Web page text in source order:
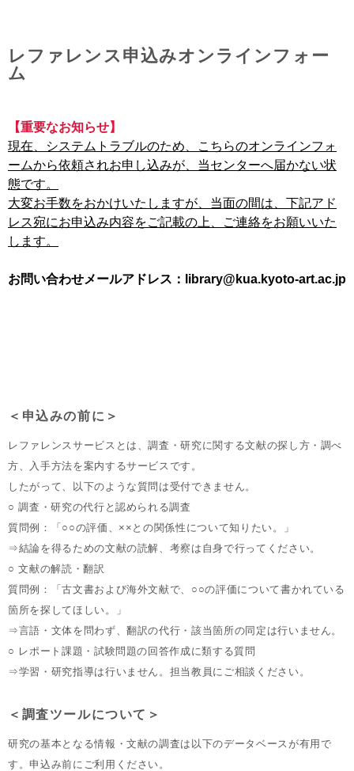
レファレンス申込みオンラインフォー
ム
【重要なお知らせ】
現在、システムトラブルのため、こちらのオンラインフォ
ームから依頼されお申し込みが、当センターへ届かない状
態です。
大変お手数をおかけいたしますが、当面の間は、下記アド
レス宛にお申込み内容をご記載の上、ご連絡をお願いいた
します。
お問い合わせメールアドレス：library@kua.kyoto-art.ac.jp
＜申込みの前に＞
レファレンスサービスとは、調査・研究に関する文献の探し方・調べ
方、入手方法を案内するサービスです。
したがって、以下のような質問は受付できません。
○ 調査・研究の代行と認められる調査
質問例：「○○の評価、××との関係性について知りたい。」
⇒結論を得るための文献の読解、考察は自身で行ってください。
○ 文献の解読・翻訳
質問例：「古文書および海外文献で、○○の評価について書かれている
箇所を探してほしい。」
⇒言語・文体を問わず、翻訳の代行・該当箇所の同定は行いません。
○ レポート課題・試験問題の回答作成に類する質問
⇒学習・研究指導は行いません。担当教員にご相談ください。
＜調査ツールについて＞
研究の基本となる情報・文献の調査は以下のデータベースが有用で
す。申込み前にご利用ください。